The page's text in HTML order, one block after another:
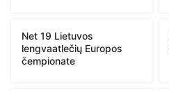
Net 19 Lietuvos
lengvaatlečių Europos
čempionate